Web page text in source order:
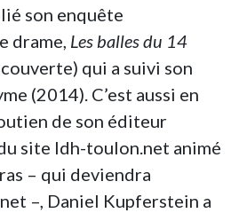
son enquête
drame, Les balles du 14
qui a suivi son
(2014). C’est aussi en
de son éditeur
site ldh-toulon.net animé
– qui deviendra
–, Daniel Kupferstein a